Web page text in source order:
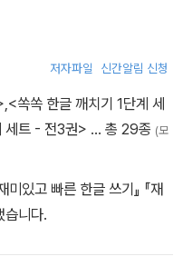
저자파일 신간알림 신청
,<쏙쏙 한글 깨치기 1단계 세
세트 - 전3권> … 총 29종 (모
미있고 빠른 한글 쓰기』 『재
습니다.